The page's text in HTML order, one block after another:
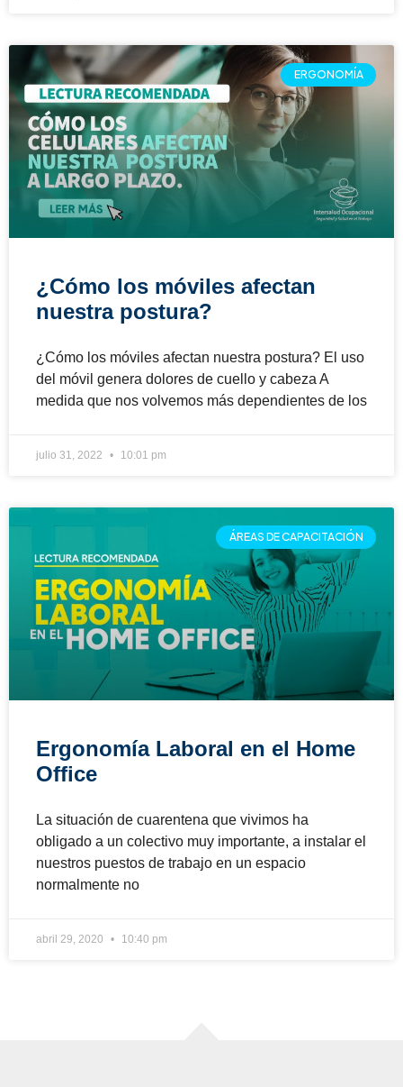
ERGONOMÍA
¿Cómo los móviles afectan
nuestra postura?
¿Cómo los móviles afectan nuestra postura? El uso
del móvil genera dolores de cuello y cabeza A
medida que nos volvemos más dependientes de los
julio 31, 2022 10:01 pm
ÁREAS DE CAPACITACIÓN
Ergonomía Laboral en el Home
Office
La situación de cuarentena que vivimos ha
obligado a un colectivo muy importante, a instalar el
nuestros puestos de trabajo en un espacio
normalmente no
abril 29, 2020 10:40 pm